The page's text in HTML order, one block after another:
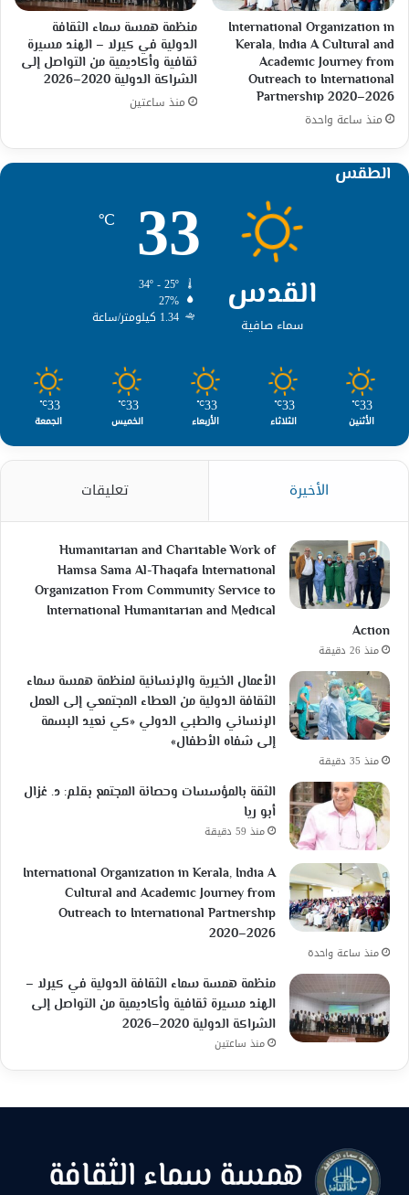
International Organization in
Kerala, India A Cultural and
Academic Journey from
Outreach to International
Partnership 2020–2026
منذ ساعة واحدة
منظمة همسة سماء الثقافة
الدولية في كيرلا – الهند مسيرة
ثقافية وأكاديمية من التواصل إلى
الشراكة الدولية 2020–2026
منذ ساعتين
الطقس
القدس
سماء صافية
33
℃
27%
1.34 كيلومتر/ساعة
33
℃
الأثنين
33
℃
الثلاثاء
33
℃
الأربعاء
33
℃
الخميس
33
℃
الجمعة
الأخيرة تعليقات
Humanitarian and Charitable Work of
Hamsa Sama Al-Thaqafa International
Organization From Community Service to
International Humanitarian and Medical
Action
منذ 26 دقيقة
الأعمال الخيرية والإنسانية لمنظمة همسة سماء
الثقافة الدولية من العطاء المجتمعي إلى العمل
الإنساني والطبي الدولي «كي نعيد البسمة
إلى شفاه الأطفال»
منذ 35 دقيقة
الثقة بالمؤسسات وحصانة المجتمع بقلم: د. غزال
أبو ريا
منذ 59 دقيقة
International Organization in Kerala, India A
Cultural and Academic Journey from
Outreach to International Partnership
2020–2026
منذ ساعة واحدة
منظمة همسة سماء الثقافة الدولية في كيرلا –
الهند مسيرة ثقافية وأكاديمية من التواصل إلى
الشراكة الدولية 2020–2026
منذ ساعتين